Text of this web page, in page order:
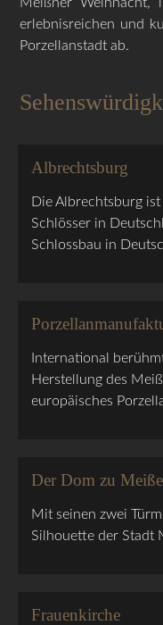
erlebnisreichen und
Porzellanstadt ab.
Albrechtsburg
Die Albrechtsburg
Schlösser in
Schlossbau in
International
Herstellung des
europäisches
Der Dom zu
Mit seinen zwei
Silhouette der Stadt
Frauenkirche